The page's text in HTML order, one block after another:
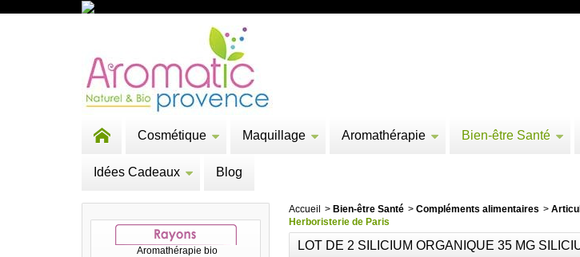
Cosmétique Maquillage Aromathérapie Bien-être Santé
Idées Cadeaux Blog
Aromathérapie bio
Accueil > Bien-être Santé > Compléments alimentaires >
Herboristerie de Paris
LOT DE 2 SILICIUM ORGANIQUE 35 MG